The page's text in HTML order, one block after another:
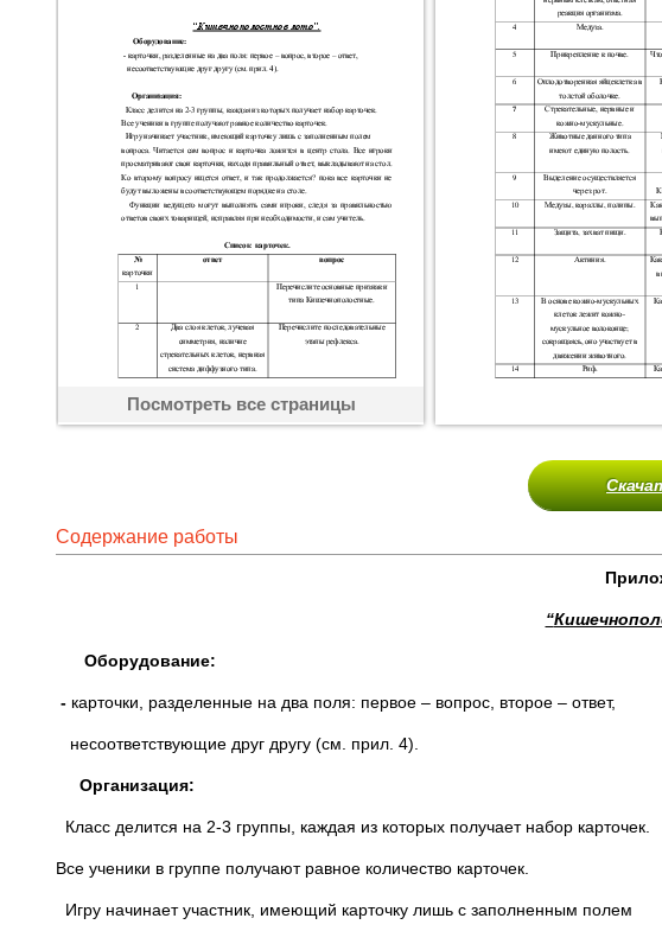
Посмотреть все страницы
Содержание работы
“
Оборудование:
- карточки, разделенные на два поля: первое – вопрос, второе – ответ,
несоответствующие друг другу (см. прил. 4).
Организация:
Класс делится на 2-3 группы, каждая из которых получает набор карточек.
Все ученики в группе получают равное количество карточек.
Игру начинает участник, имеющий карточку лишь с заполненным полем